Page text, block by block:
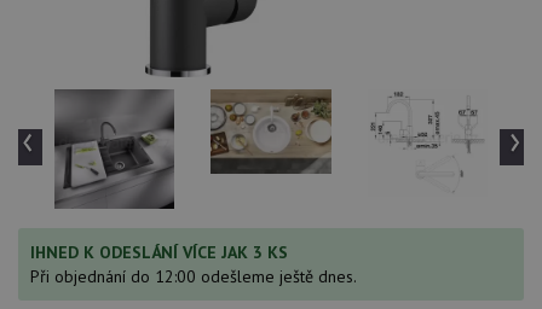
‹ ›
IHNED K ODESLÁNÍ VÍCE JAK 3 KS
Při objednání do 12:00 odešleme ještě dnes.